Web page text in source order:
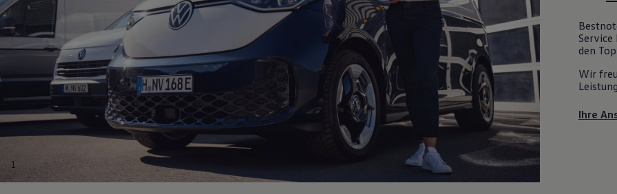
Ersatzteile und Betriebsflüssigkeiten
Original Zubehör und Lifestyle Produkte
myVolkswagen
myVolkswagen Business
Elektrisch & Autonom
Elektro - & Hybridfahrzeuge
Unser Ansatz
Klimafreundlicher Strom
Reichweite & Ladelösungen
Reichweitensimulator
Ladezeitensimulator
Ladelösungen für Privatkunden
Ladelösungen für Gewerbekunden
Wallbox und Ladekabel
Bidirektionales Laden
1
den
Wir
Ihre